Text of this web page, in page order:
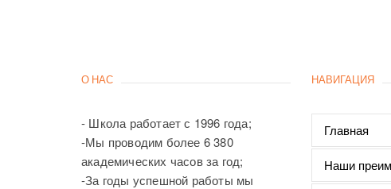
О НАС
- Школа работает с 1996 года;
-Мы проводим более 6 380
академических часов за год;
-За годы успешной работы мы
НАВИГАЦИЯ
Главная
Наши